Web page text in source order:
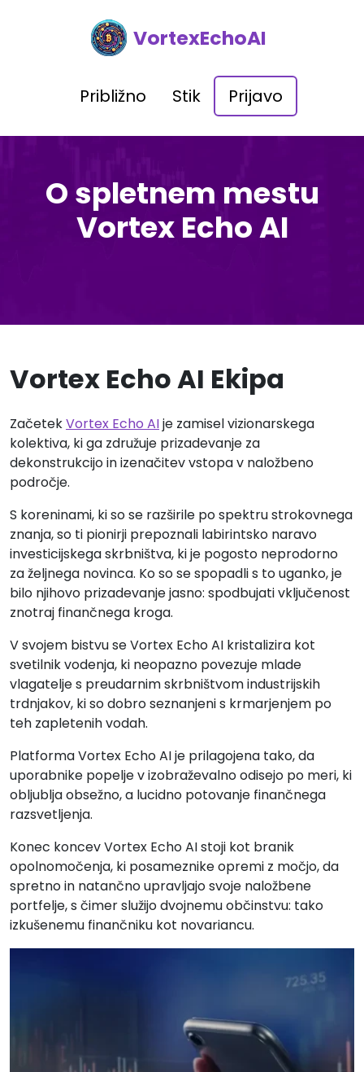
VortexEchoAI
Približno Stik Prijavo
O spletnem mestu
Vortex Echo AI
Vortex Echo AI Ekipa
ZačetekVortex Echo AIje zamisel vizionarskega
kolektiva, ki ga združuje prizadevanje za
dekonstrukcijo in izenačitev vstopa v naložbeno
področje.
S koreninami, ki so se razširile po spektru strokovnega
znanja, so ti pionirji prepoznali labirintsko naravo
investicijskega skrbništva, ki je pogosto neprodorno
za željnega novinca. Ko so se spopadli s to uganko, je
bilo njihovo prizadevanje jasno: spodbujati vključenost
znotraj finančnega kroga.
V svojem bistvu se Vortex Echo AI kristalizira kot
svetilnik vodenja, ki neopazno povezuje mlade
vlagatelje s preudarnim skrbništvom industrijskih
trdnjakov, ki so dobro seznanjeni s krmarjenjem po
teh zapletenih vodah.
Platforma Vortex Echo AI je prilagojena tako, da
uporabnike popelje v izobraževalno odisejo po meri, ki
obljublja obsežno, a lucidno potovanje finančnega
razsvetljenja.
Konec koncev Vortex Echo AI stoji kot branik
opolnomočenja, ki posameznike opremi z močjo, da
spretno in natančno upravljajo svoje naložbene
portfelje, s čimer služijo dvojnemu občinstvu: tako
izkušenemu finančniku kot novariancu.